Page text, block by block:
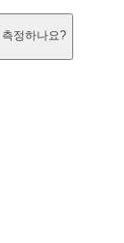
정하나요?